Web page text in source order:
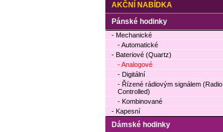
AKČNÍ NABÍDKA
Pánské hodinky
- Mechanické
- Automatické
- Bateriové (Quartz)
- Analogové
- Digitální
- Řízené rádiovým signálem (Radio
Controlled)
- Kombinované
- Kapesní
Dámské hodinky